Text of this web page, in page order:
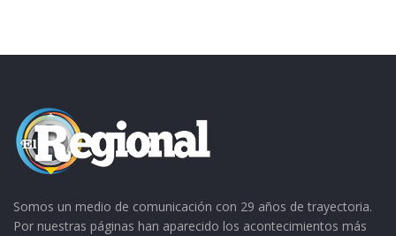
Somos un medio de comunicación con 29 años de trayectoria.
Por nuestras páginas han aparecido los acontecimientos más